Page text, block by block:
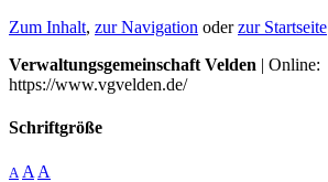
Zum Inhalt, zur Navigation oderzur Startseite
Verwaltungsgemeinschaft Velden | Online:
https://www.vgvelden.de/
Schriftgröße
A A A